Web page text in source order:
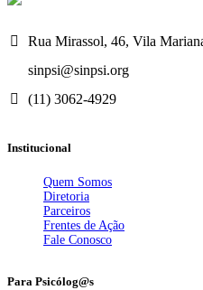
Rua Mirassol, 46, Vila
sinpsi@sinpsi.org
(11) 3062-4929
Institucional
Quem Somos
Diretoria
Parceiros
Frentes de Ação
Fale Conosco
Para Psicólog@s